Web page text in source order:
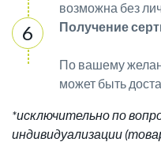
возможна без
Получение
По вашему
может быть
*исключительно по
индивидуализации